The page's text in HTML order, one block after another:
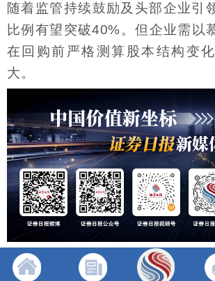
随着监管持续鼓励及头部企业引
比例有望突破40%。但企业需以
在回购前严格测算股本结构变
大。